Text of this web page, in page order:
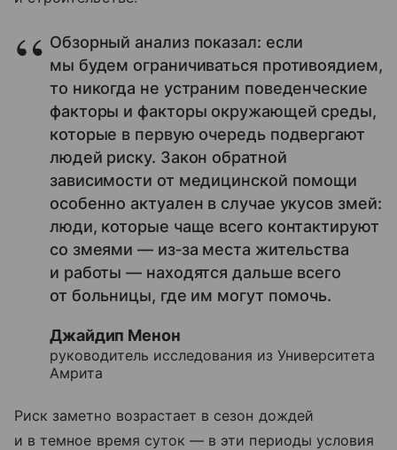
Обзорный анализ показал: если
мы будем ограничиваться противоядием,
то никогда не устраним поведенческие
факторы и факторы окружающей среды,
которые в первую очередь подвергают
людей риску. Закон обратной
зависимости от медицинской помощи
особенно актуален в случае укусов змей:
люди, которые чаще всего контактируют
со змеями — из‑за места жительства
и работы — находятся дальше всего
от больницы, где им могут помочь.
Джайдип Менон
руководитель исследования из Университета
Амрита
Риск заметно возрастает в сезон дождей
и в темное время суток — в эти периоды условия